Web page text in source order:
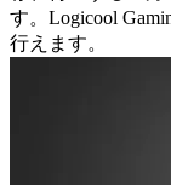
す。Logicool
行えます。